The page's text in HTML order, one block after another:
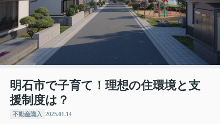
明石市で子育て！理想の住環境と支
援制度は？
不動産購入 2025.01.14